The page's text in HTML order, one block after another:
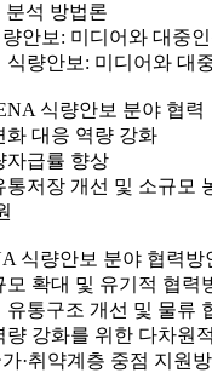
분석 방법론
안보: 미디어와 대중
식량안보: 미디어와 대
식량안보 분야 협력
화 대응 역량 강화
자급률 향상
저장 개선 및 소규모
식량안보 분야 협력방
모 확대 및 유기적 협력
유통구조 개선 및 물류
량 강화를 위한 다차원
·취약계층 중점 지원